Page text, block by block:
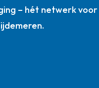
– hét netwerk voor